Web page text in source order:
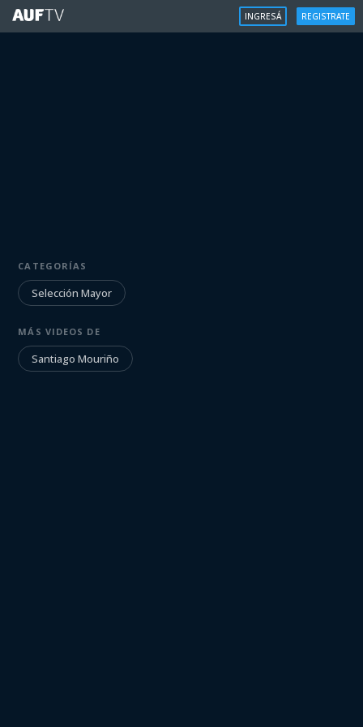
INGRESÁ REGISTRATE
Santiago Mouriño | 7/6/2023
CATEGORÍAS
Selección Mayor
MÁS VIDEOS DE
Santiago Mouriño